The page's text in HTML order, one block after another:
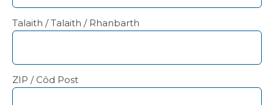
Talaith / Talaith / Rhanbarth
ZIP / Côd Post